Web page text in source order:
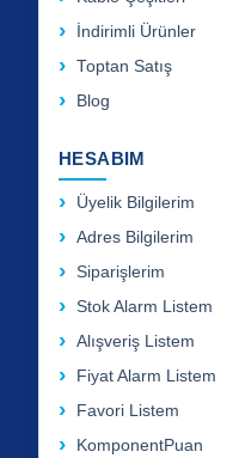
İndirimli Ürünler
Toptan Satış
Blog
HESABIM
Üyelik Bilgilerim
Adres Bilgilerim
Siparişlerim
Stok Alarm Listem
Alışveriş Listem
Fiyat Alarm Listem
Favori Listem
KomponentPuan